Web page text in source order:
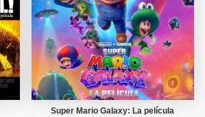
Super Mario Galaxy: La película